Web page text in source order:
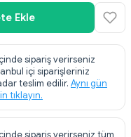
Ekle
sipariş verirseniz
içi siparişleriniz
teslim edilir. Aynı gün
tıklayın.
sipariş verirseniz tüm